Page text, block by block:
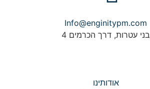
Info@enginitypm.com
בני עטרות, דרך הכרמים 4
אודותינו